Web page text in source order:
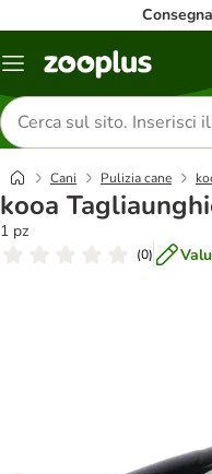
Overview
Cerca
prodotti
Cani Pulizia cane
kooa
1 pz
(0)